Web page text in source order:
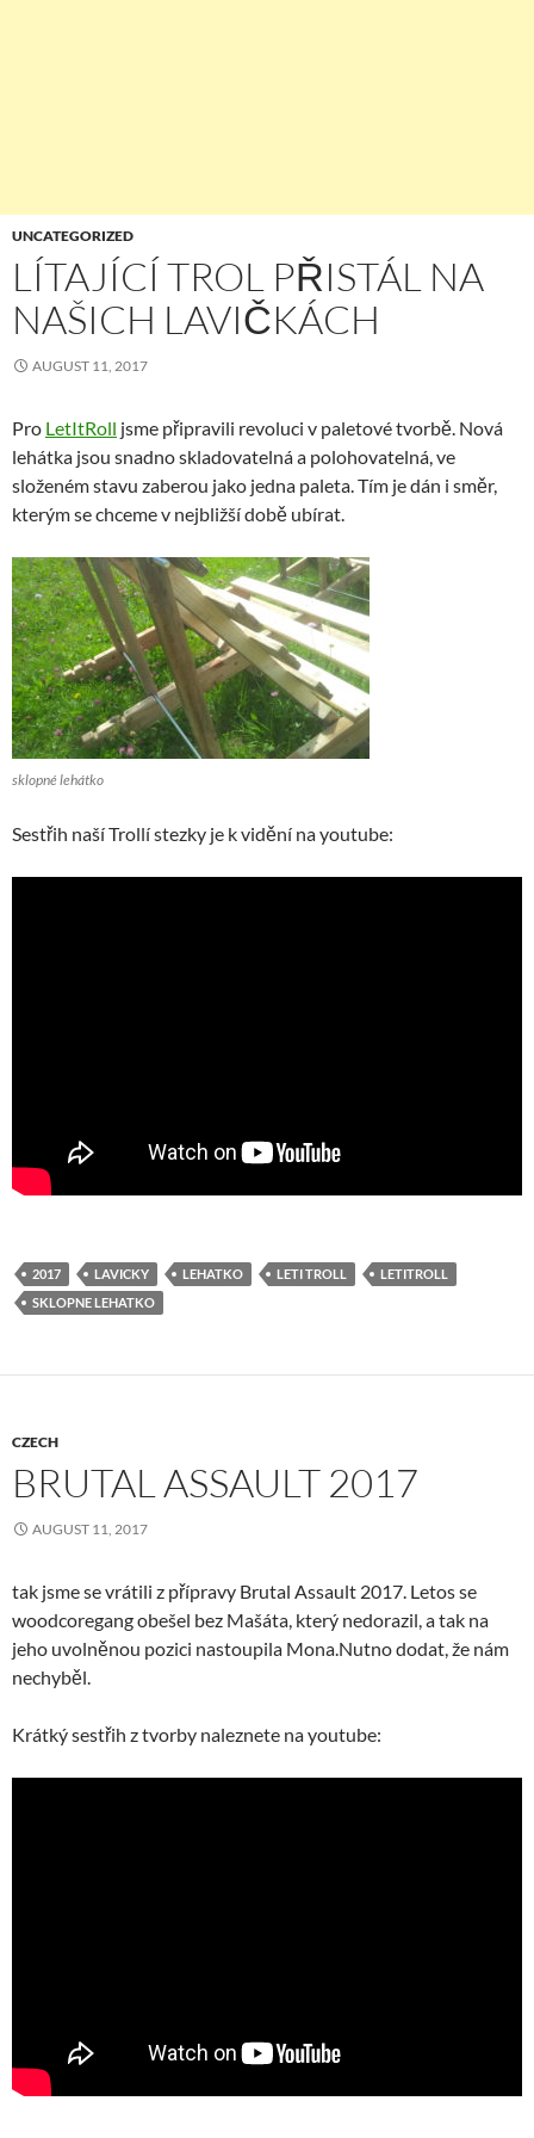
UNCATEGORIZED
LÍTAJÍCÍ TROL PŘISTÁL NA
NAŠICH LAVIČKÁCH
AUGUST 11, 2017
Pro LetItRoll jsme připravili revoluci v paletové tvorbě. Nová
lehátka jsou snadno skladovatelná a polohovatelná, ve
složeném stavu zaberou jako jedna paleta. Tím je dán i směr,
kterým se chceme v nejbližší době ubírat.
sklopné lehátko
Sestřih naší Trollí stezky je k vidění na youtube:
2017 LAVICKY LEHATKO LETI TROLL
LETITROLL
SKLOPNE LEHATKO
CZECH
BRUTAL ASSAULT 2017
AUGUST 11, 2017
tak jsme se vrátili z přípravy Brutal Assault 2017. Letos se
woodcoregang obešel bez Mašáta, který nedorazil, a tak na
jeho uvolněnou pozici nastoupila Mona.Nutno dodat, že nám
nechyběl.
Krátký sestřih z tvorby naleznete na youtube: